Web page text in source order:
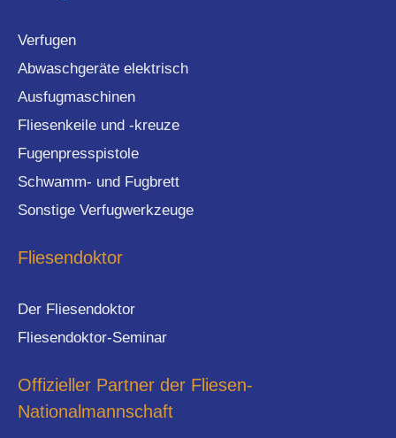
Verfugen
Abwaschgeräte elektrisch
Ausfugmaschinen
Fliesenkeile und -kreuze
Fugenpresspistole
Schwamm- und Fugbrett
Sonstige Verfugwerkzeuge
Fliesendoktor
Der Fliesendoktor
Fliesendoktor-Seminar
Offizieller Partner der Fliesen-
Nationalmannschaft